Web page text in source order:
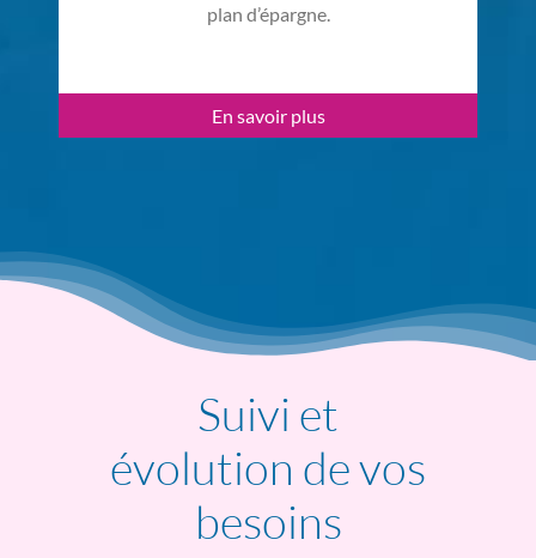
plan d’épargne.
En savoir plus
Suivi et
évolution de vos
besoins